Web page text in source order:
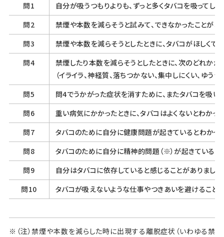
問1
自分が吸うつもりよりも、ずっと多くタバコを吸ってし
問2
禁煙や本数を減らそうと試みて、できなかったことがあ
問3
禁煙や本数を減らそうとしたときに、タバコがほしくて
問4
禁煙したり本数を減らそうとしたときに、次のどれかが
（イライラ、神経質、落ちつかない、集中しにくい、ゆう
問5
問4でうかがった症状を消すために、またタバコを吸い
問6
重い病気にかかったときに、タバコはよくないとわかっ
問7
タバコのために自分に健康問題が起きているとわかっ
問8
タバコのために自分に精神的問題（※）が起きていると
問9
自分はタバコに依存していると感じることがありました
問10
タバコが吸えないような仕事やつきあいを避けること
※（注）禁煙や本数を減らした時に出現する離脱症状（いわゆる禁